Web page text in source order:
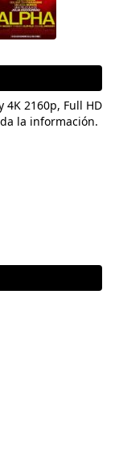
2160p, Full HD
la información.